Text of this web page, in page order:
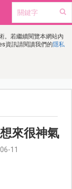
。若繼續閱覽本網站內
資訊請閱讀我們的隱私
來很神氣
11